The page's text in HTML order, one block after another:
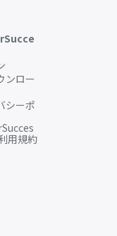
ンロー
シーポ
用規約